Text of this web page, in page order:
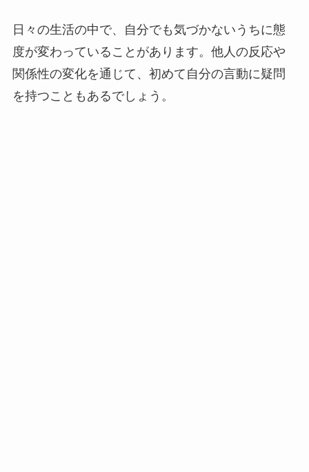
日々の生活の中で、自分でも気づかないうちに態
度が変わっていることがあります。他人の反応や
関係性の変化を通じて、初めて自分の言動に疑問
を持つこともあるでしょう。